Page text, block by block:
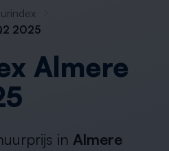
2025
Almere
in Almere